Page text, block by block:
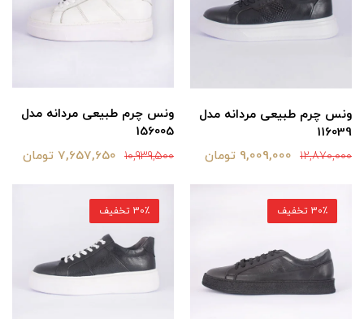
ونس چرم طبیعی مردانه مدل
116039
12,870,000 9,009,000 تومان
ونس چرم طبیعی مردانه مدل
156005
10,939,500 7,657,650 تومان
30٪ تخفیف 30٪ تخفیف